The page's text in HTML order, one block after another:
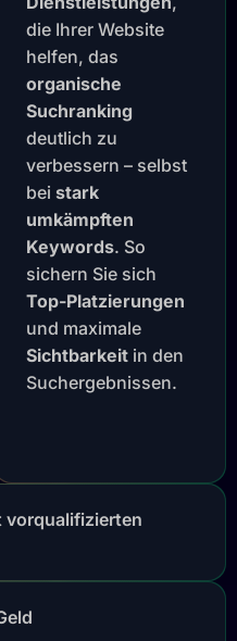
die Ihrer Website
helfen, das
organische
Suchranking
deutlich zu
verbessern – selbst
bei stark
umkämpften
Keywords. So
sichern Sie sich
Top-Platzierungen
und maximale
Sichtbarkeit in den
Suchergebnissen.
vorqualifizierten